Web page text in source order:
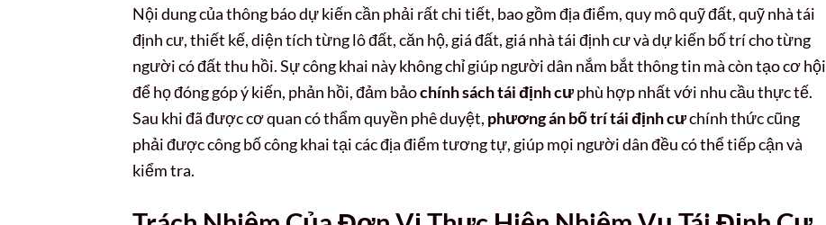
Nội dung của thông báo dự kiến cần phải rất chi tiết, bao gồm địa điểm, quy mô quỹ đất, quỹ nhà tái
định cư, thiết kế, diện tích từng lô đất, căn hộ, giá đất, giá nhà tái định cư và dự kiến bố trí cho từng
người có đất thu hồi. Sự công khai này không chỉ giúp người dân nắm bắt thông tin mà còn tạo cơ hội
để họ đóng góp ý kiến, phản hồi, đảm bảochính sách tái định cưphù hợp nhất với nhu cầu thực tế.
Sau khi đã được cơ quan có thẩm quyền phê duyệt, phương án bố trí tái định cưchính thức cũng
phải được công bố công khai tại các địa điểm tương tự, giúp mọi người dân đều có thể tiếp cận và
kiểm tra.